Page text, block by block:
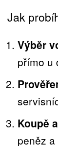
Jak
Výběr
přímo u
Koupě
peněz